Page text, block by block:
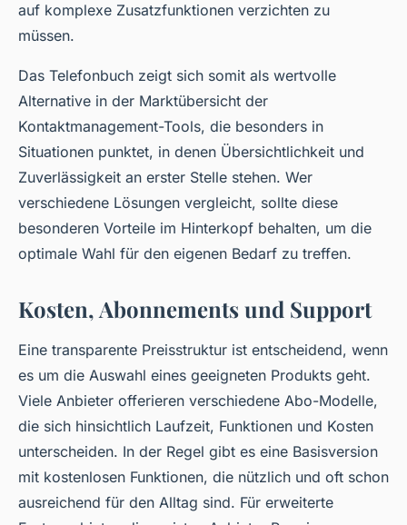
auf komplexe Zusatzfunktionen verzichten zu
müssen.
Das Telefonbuch zeigt sich somit als wertvolle
Alternative in der Marktübersicht der
Kontaktmanagement-Tools, die besonders in
Situationen punktet, in denen Übersichtlichkeit und
Zuverlässigkeit an erster Stelle stehen. Wer
verschiedene Lösungen vergleicht, sollte diese
besonderen Vorteile im Hinterkopf behalten, um die
optimale Wahl für den eigenen Bedarf zu treffen.
Kosten, Abonnements und Support
Eine transparente Preisstruktur ist entscheidend, wenn
es um die Auswahl eines geeigneten Produkts geht.
Viele Anbieter offerieren verschiedene Abo-Modelle,
die sich hinsichtlich Laufzeit, Funktionen und Kosten
unterscheiden. In der Regel gibt es eine Basisversion
mit kostenlosen Funktionen, die nützlich und oft schon
ausreichend für den Alltag sind. Für erweiterte